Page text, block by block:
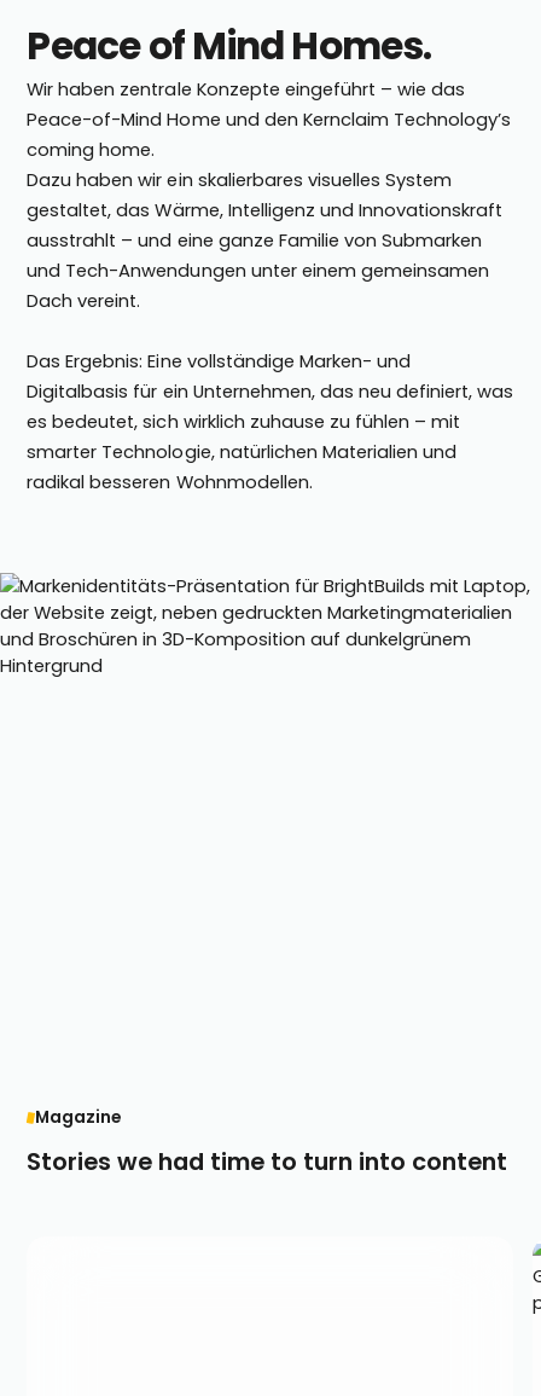
Peace of Mind Homes.
Wir haben zentrale Konzepte eingeführt – wie das
Peace-of-Mind Home und den Kernclaim Technology’s
coming home.
Dazu haben wir ein skalierbares visuelles System
gestaltet, das Wärme, Intelligenz und Innovationskraft
ausstrahlt – und eine ganze Familie von Submarken
und Tech-Anwendungen unter einem gemeinsamen
Dach vereint.
Das Ergebnis: Eine vollständige Marken- und
Digitalbasis für ein Unternehmen, das neu definiert, was
es bedeutet, sich wirklich zuhause zu fühlen – mit
smarter Technologie, natürlichen Materialien und
radikal besseren Wohnmodellen.
Magazine
Stories we had time to turn into content